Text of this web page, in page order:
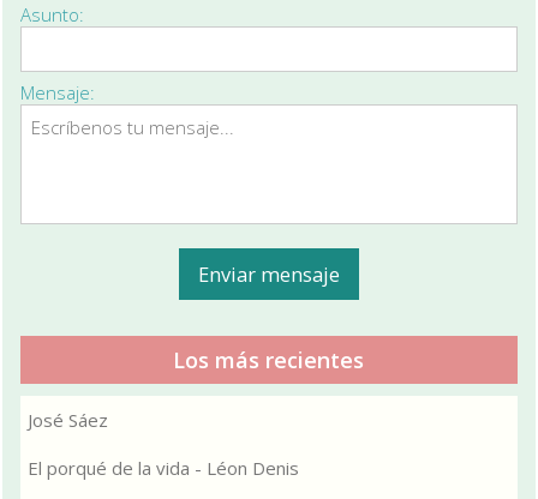
Asunto:
Mensaje:
Los más recientes
José Sáez
El porqué de la vida - Léon Denis